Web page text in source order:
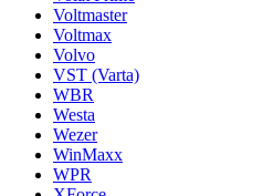
Voltmaster
Voltmax
Volvo
VST (Varta)
WBR
Westa
Wezer
WinMaxx
WPR